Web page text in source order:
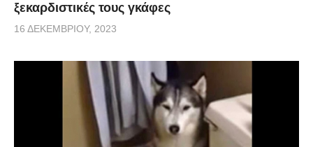
ξεκαρδιστικές τους γκάφες
16 ΔΕΚΕΜΒΡΊΟΥ, 2023